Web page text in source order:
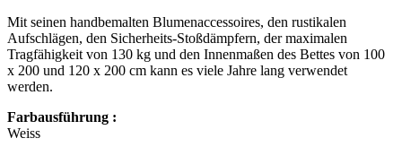
Mit seinen handbemalten Blumenaccessoires, den rustikalen
Aufschlägen, den Sicherheits-Stoßdämpfern, der maximalen
Tragfähigkeit von 130 kg und den Innenmaßen des Bettes von 100
x 200 und 120 x 200 cm kann es viele Jahre lang verwendet
werden.
Farbausführung :
Weiss